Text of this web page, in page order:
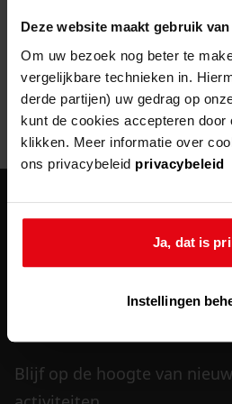
Deze website maakt gebruik
Om uw bezoek nog beter te
vergelijkbare technieken in.
derde partijen) uw gedrag op
kunt de cookies accepteren
klikken. Meer informatie over
ons privacybeleid privacybeleid
Ja, dat is
Instellingen
gebruikersnaam of e-mailadres
reset
agenda
veelgestelde vragen
Blijf op de hoogte van